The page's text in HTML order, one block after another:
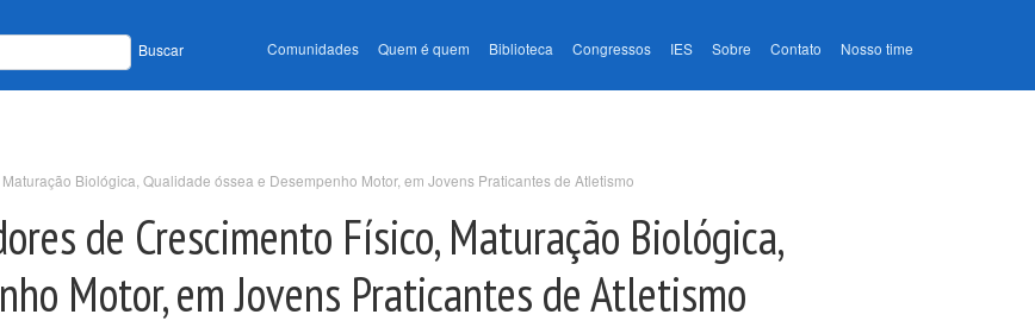
Buscar Comunidades Quem é quem Biblioteca Congressos IES Sobre Contato Nosso time
Biológica, Qualidade óssea e Desempenho Motor, em Jovens Praticantes de Atletismo
de Crescimento Físico, Maturação Biológica,
Motor, em Jovens Praticantes de Atletismo